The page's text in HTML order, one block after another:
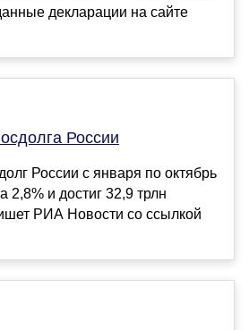
декларации на сайте
России
России с января по октябрь
2,8% и достиг 32,9 трлн
РИА Новости со ссылкой